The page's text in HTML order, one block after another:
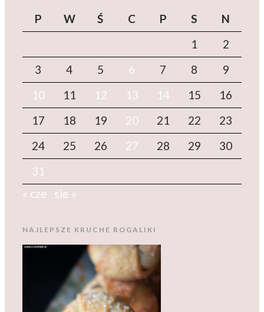
P W Ś C P S
N
1
2
3
4 5 6 7 8
9
10
11 12 13 14 15
16
17
18 19 20 21 22
23
24
25 26 27 28 29
30
31
« cze
sie »
NAJLEPSZE KRUCHE ROGALIKI